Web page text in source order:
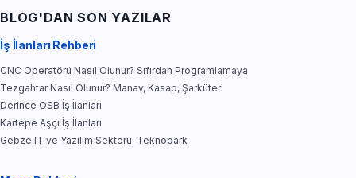
BLOG'DAN SON YAZILAR
İş İlanları Rehberi
CNC Operatörü Nasıl Olunur? Sıfırdan Programlamaya
Tezgahtar Nasıl Olunur? Manav, Kasap, Şarküteri
Derince OSB İş İlanları
Kartepe Aşçı İş İlanları
Gebze IT ve Yazılım Sektörü: Teknopark